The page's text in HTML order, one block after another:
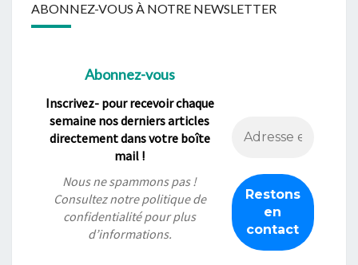
ABONNEZ-VOUS À NOTRE NEWSLETTER
Abonnez-vous
Inscrivez- pour recevoir chaque
semaine nos derniers articles
directement dans votre boîte
mail !
Nous ne spammons pas !
Consultez notrepolitique de
confidentialitépour plus
d’informations.